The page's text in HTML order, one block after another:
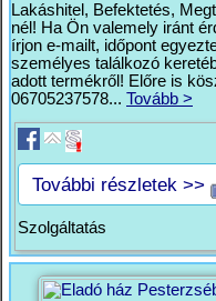
Lakáshitel, Befektetés,
nél! Ha Ön valemely iránt
írjon e-mailt, időpont
személyes találkozó
adott termékről! Előre is
06705237578... Tovább >
További részletek >>
Szolgáltatás